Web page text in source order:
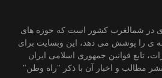
در شمالغرب کشور است که حوزه های
ی را پوشش می دهد، این وبسایت برای
تابع قوانین جمهوری اسلامی ایران
مطالب و اخبار آن با ذکر "راه وطن"